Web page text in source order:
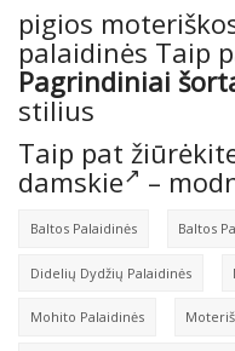
pigios
palaidinės Taip
Pagrindiniai
stilius
Taip pat
damskie
–
Baltos Palaidinės Baltos
Didelių Dydžių Palaidinės
Mohito Palaidinės